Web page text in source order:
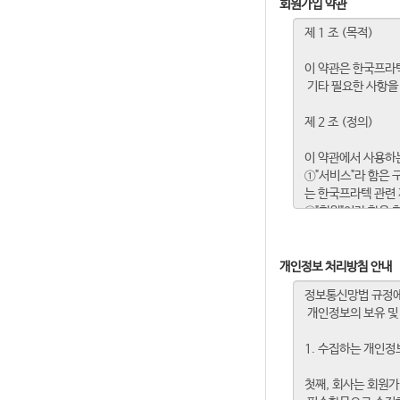
회원가입 약관
개인정보 처리방침 안내